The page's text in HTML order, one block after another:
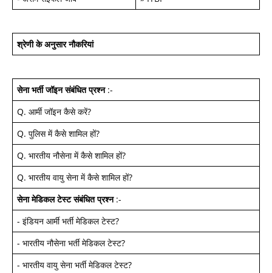
श्रेणी के अनुसार नौकरियां
सेना भर्ती जॉइन संबंधित प्रश्न:-
Q. आर्मी जॉइन कैसे करें?
Q. पुलिस में कैसे शामिल हों?
Q. भारतीय नौसेना में कैसे शामिल हों?
Q. भारतीय वायु सेना में कैसे शामिल हों?
सेना मेडिकल टेस्ट संबंधित प्रश्न:-
- इंडियन आर्मी भर्ती मेडिकल टेस्ट?
- भारतीय नौसेना भर्ती मेडिकल टेस्ट?
- भारतीय वायु सेना भर्ती मेडिकल टेस्ट?